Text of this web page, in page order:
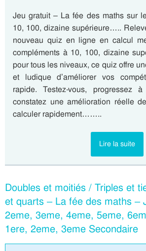
Jeu gratuit – La fée des maths sur
10, 100, dizaine supérieure…..
nouveau quiz en ligne en calcul
compléments à 10, 100, dizaine
pour tous les niveaux, ce quiz offre
et ludique d’améliorer vos
rapide. Testez-vous, progressez
constatez une amélioration réelle
calculer rapidement……..
Lire la suite
Doubles et moitiés / Triples et
et quarts – La fée des maths –
2eme, 3eme, 4eme, 5eme,
1ere, 2eme, 3eme Secondaire